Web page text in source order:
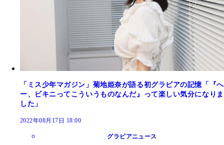
「ミス少年マガジン」菊地姫奈が語る初グラビアの記憶「『へ
ー、ビキニってこういうものなんだ』って楽しい気分になりま
した」
2022年08月17日 18:00
グラビアニュース